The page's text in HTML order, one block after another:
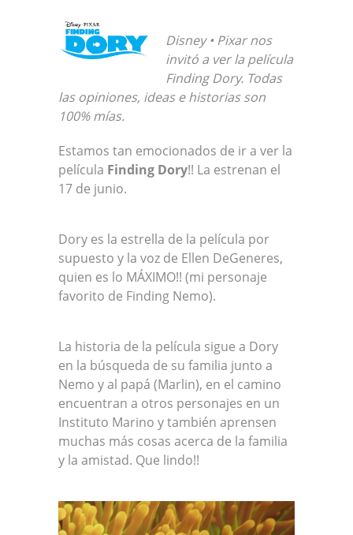
Disney • Pixar nos
invitó a ver la película
Finding Dory. Todas
las opiniones, ideas e historias son
100% mías.
Estamos tan emocionados de ir a ver la
película Finding Dory!! La estrenan el
17 de junio.
Dory es la estrella de la película por
supuesto y la voz de Ellen DeGeneres,
quien es lo MÁXIMO!! (mi personaje
favorito de Finding Nemo).
La historia de la película sigue a Dory
en la búsqueda de su familia junto a
Nemo y al papá (Marlin), en el camino
encuentran a otros personajes en un
Instituto Marino y también aprensen
muchas más cosas acerca de la familia
y la amistad. Que lindo!!